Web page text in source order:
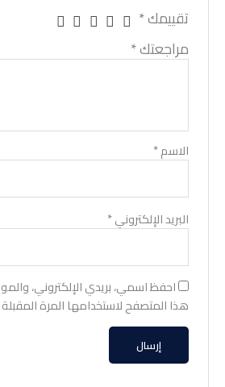
تقييمك*
مراجعتك*
الاسم*
البريد الإلكتروني*
احفظ اسمي، بريدي الإلكتروني،
هذا المتصفح لاستخدامها المرة